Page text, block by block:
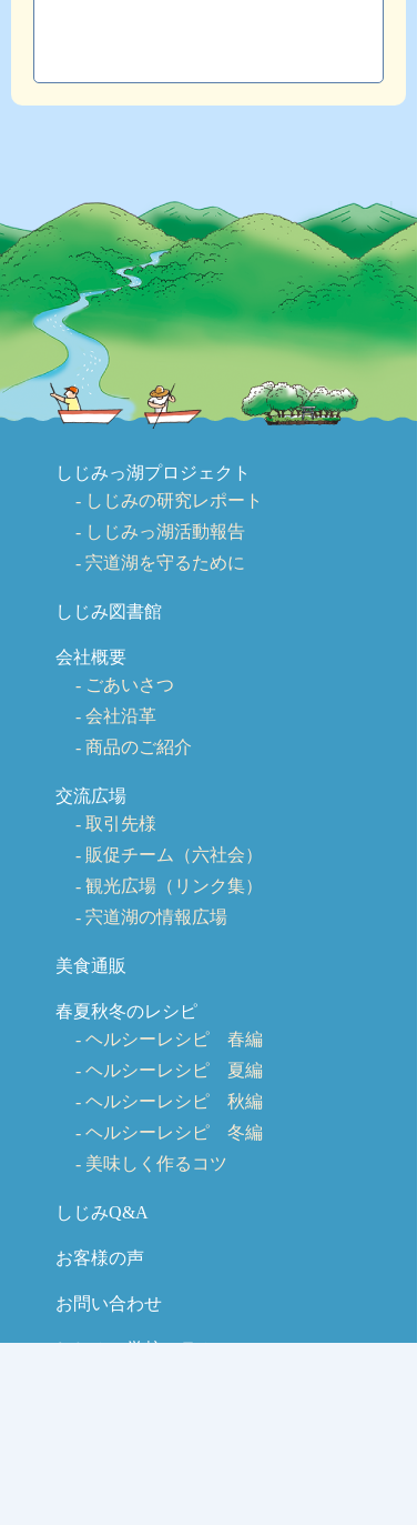
しじみっ湖プロジェクト
しじみの研究レポート
しじみっ湖活動報告
宍道湖を守るために
しじみ図書館
会社概要
ごあいさつ
会社沿革
商品のご紹介
交流広場
取引先様
販促チーム（六社会）
観光広場（リンク集）
宍道湖の情報広場
美食通販
春夏秋冬のレシピ
ヘルシーレシピ 春編
ヘルシーレシピ 夏編
ヘルシーレシピ 秋編
ヘルシーレシピ 冬編
美味しく作るコツ
しじみQ&A
お客様の声
お問い合わせ